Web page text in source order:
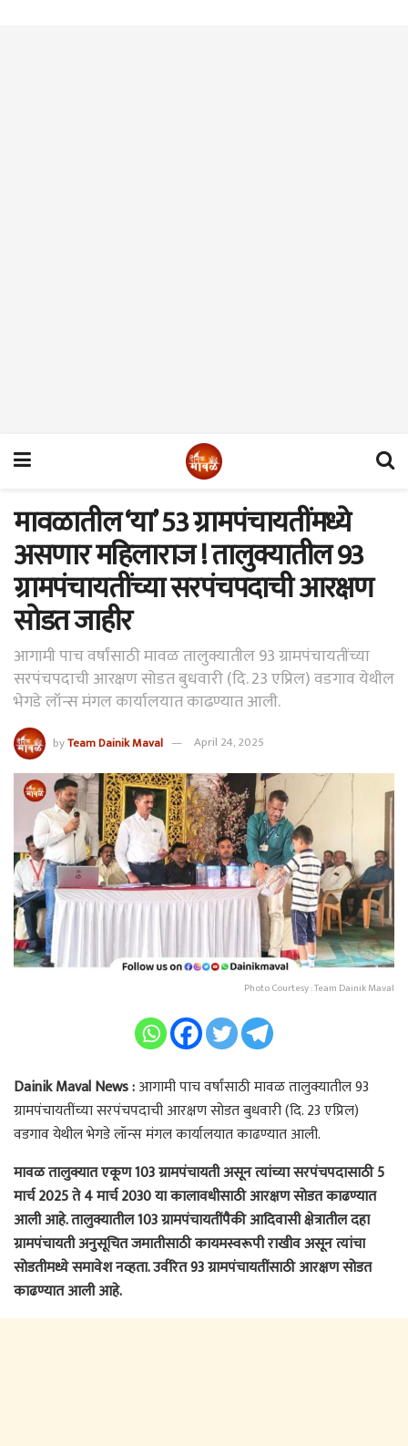
मावळातील ‘या’ 53 ग्रामपंचायतींमध्ये
असणार महिलाराज ! तालुक्यातील 93
ग्रामपंचायतींच्या सरपंचपदाची आरक्षण
सोडत जाहीर
आगामी पाच वर्षांसाठी मावळ तालुक्यातील 93 ग्रामपंचायतींच्या
सरपंचपदाची आरक्षण सोडत बुधवारी (दि. 23 एप्रिल) वडगाव येथील
भेगडे लॉन्स मंगल कार्यालयात काढण्यात आली.
byTeam Dainik Maval April 24, 2025
Photo Courtesy : Team Dainik Maval
Dainik Maval News :आगामी पाच वर्षांसाठी मावळ तालुक्यातील 93
ग्रामपंचायतींच्या सरपंचपदाची आरक्षण सोडत बुधवारी (दि. 23 एप्रिल)
वडगाव येथील भेगडे लॉन्स मंगल कार्यालयात काढण्यात आली.
मावळ तालुक्यात एकूण 103 ग्रामपंचायती असून त्यांच्या सरपंचपदासाठी 5
मार्च 2025 ते 4 मार्च 2030 या कालावधीसाठी आरक्षण सोडत काढण्यात
आली आहे. तालुक्यातील 103 ग्रामपंचायतींपैकी आदिवासी क्षेत्रातील दहा
ग्रामपंचायती अनुसूचित जमातीसाठी कायमस्वरूपी राखीव असून त्यांचा
सोडतीमध्ये समावेश नव्हता. उर्वरित 93 ग्रामपंचायतींसाठी आरक्षण सोडत
काढण्यात आली आहे.